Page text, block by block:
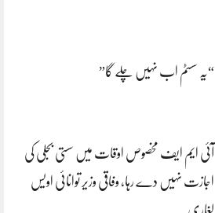
“یہ سسٹم اب نہیں چلے گا”
آئی ایم ایف مخصوص اوقات میں سستی بجلی کی
اجازت نہیں دے رہا، وفاقی وزیر توانائی اویس
لغاری